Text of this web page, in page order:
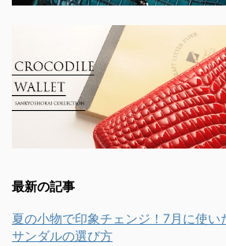
最新の記事
夏の小物で印象チェンジ！7月に使い
サンダルの選び方